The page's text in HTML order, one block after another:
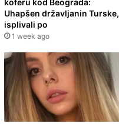
Uhapšen državljanin Turske,
isplivali po
1 week ago